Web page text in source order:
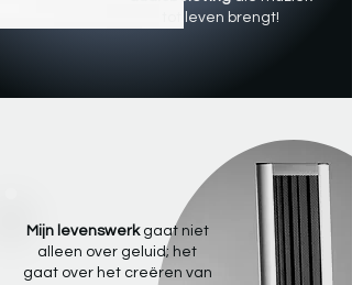
tot leven brengt!
Mijn levenswerkgaat niet
alleen over geluid; het
gaat over het creëren van